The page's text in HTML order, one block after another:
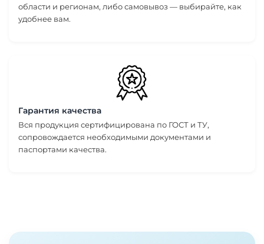
области и регионам, либо самовывоз — выбирайте, как
удобнее вам.
Гарантия качества
Вся продукция сертифицирована по ГОСТ и ТУ,
сопровождается необходимыми документами и
паспортами качества.